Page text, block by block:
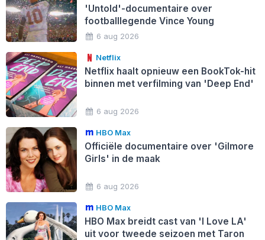
'Untold'-documentaire over
footballlegende Vince Young
6 aug 2026
Netflix
Netflix haalt opnieuw een BookTok-hit
binnen met verfilming van 'Deep End'
6 aug 2026
HBO Max
Officiële documentaire over 'Gilmore
Girls' in de maak
6 aug 2026
HBO Max
HBO Max breidt cast van 'I Love LA'
uit voor tweede seizoen met Taron